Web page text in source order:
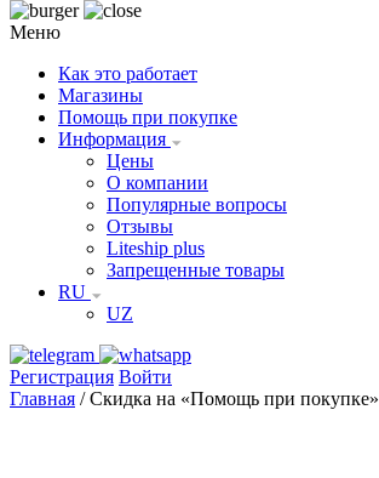
Меню
Как это работает
Магазины
Помощь при покупке
Информация
Цены
О компании
Популярные вопросы
Отзывы
Liteship plus
Запрещенные товары
RU
UZ
Регистрация Войти
Главная / Скидка на «Помощь при покупке»